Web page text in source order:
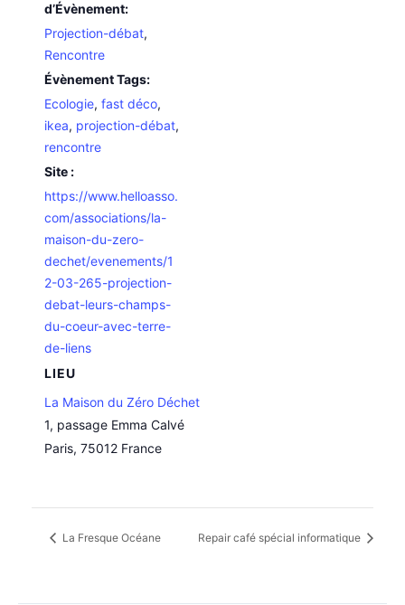
d’Évènement:
Projection-débat,
Rencontre
Évènement Tags:
Ecologie,fast déco,
ikea, projection-débat,
rencontre
Site :
https://www.helloasso.
com/associations/la-
maison-du-zero-
dechet/evenements/1
2-03-265-projection-
debat-leurs-champs-
du-coeur-avec-terre-
de-liens
LIEU
La Maison du Zéro Déchet
1, passage Emma Calvé
Paris, 75012 France
La Fresque Océane Repair café spécial informatique